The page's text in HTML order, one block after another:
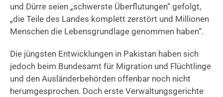
und Dürre seien „schwerste Überflutungen“ gefolgt,
„die Teile des Landes komplett zerstört und Millionen
Menschen die Lebensgrundlage genommen haben“.
Die jüngsten Entwicklungen in Pakistan haben sich
jedoch beim Bundesamt für Migration und Flüchtlinge
und den Ausländerbehörden offenbar noch nicht
herumgesprochen. Doch erste Verwaltungsgerichte